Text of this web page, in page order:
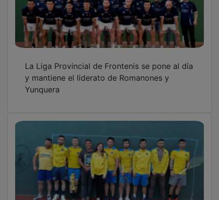
Romanones A sigue líder pese a su primera
derrota en la Liga Provincial de Frontenis
OTRAS NOTICIAS